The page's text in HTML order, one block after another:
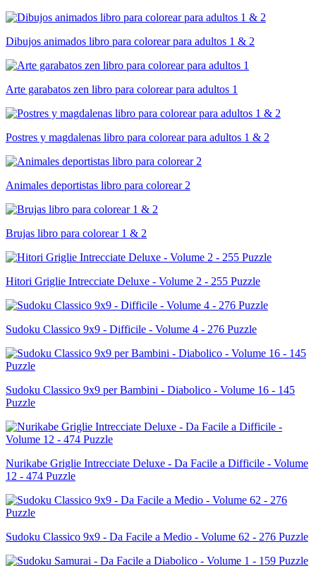
Dibujos animados libro para colorear para adultos 1 & 2
Arte garabatos zen libro para colorear para adultos 1
Postres y magdalenas libro para colorear para adultos 1 & 2
Animales deportistas libro para colorear 2
Brujas libro para colorear 1 & 2
Hitori Griglie Intrecciate Deluxe - Volume 2 - 255 Puzzle
Sudoku Classico 9x9 - Difficile - Volume 4 - 276 Puzzle
Sudoku Classico 9x9 per Bambini - Diabolico - Volume 16 - 145
Puzzle
Nurikabe Griglie Intrecciate Deluxe - Da Facile a Difficile - Volume
12 - 474 Puzzle
Sudoku Classico 9x9 - Da Facile a Medio - Volume 62 - 276 Puzzle